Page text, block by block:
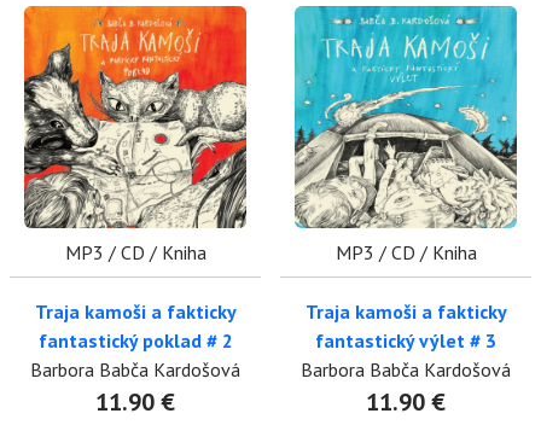
MP3 / CD / Kniha
Traja kamoši a fakticky
fantastický poklad # 2
Barbora Babča Kardošová
11.90 €
MP3 / CD / Kniha
Traja kamoši a fakticky
fantastický výlet # 3
Barbora Babča Kardošová
11.90 €